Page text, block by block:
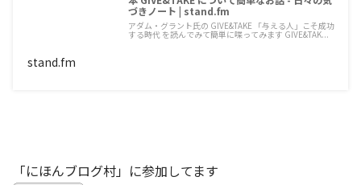
づきノート | stand.fm
アダム・グラント氏の GIVE&TAKE 「与える人」こそ成功
する時代 を読んでみて簡単に喋ってみます GIVE&TAK...
stand.fm
「にほんブログ村」に参加してます